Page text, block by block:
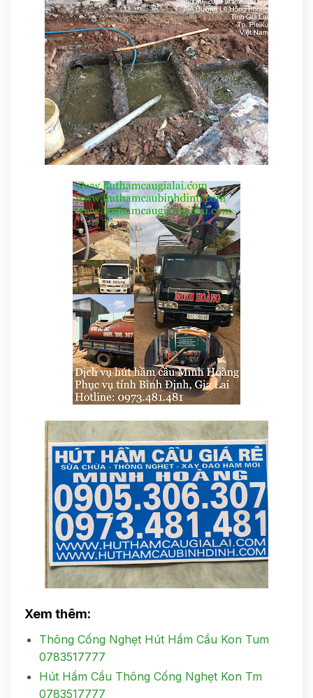
Xem thêm:
Thông Cống Nghẹt Hút Hầm Cầu Kon Tum
0783517777
Hút Hầm Cầu Thông Cống Nghẹt Kon Tm
0783517777